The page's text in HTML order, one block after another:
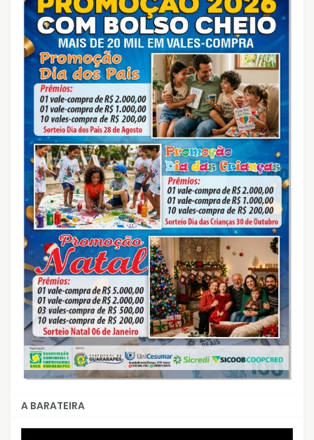
A BARATEIRA